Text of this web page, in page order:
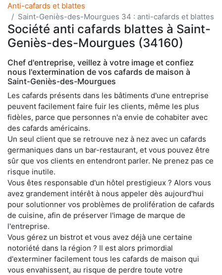
Anti-cafards et blattes
Saint-Geniès-des-Mourgues 34 : anti-cafards et blattes
Société anti cafards blattes à Saint-
Geniès-des-Mourgues (34160)
Chef d'entreprise, veillez à votre image et confiez
nous l'extermination de vos cafards de maison à
Saint-Geniès-des-Mourgues
Les cafards présents dans les bâtiments d'une entreprise
peuvent facilement faire fuir les clients, même les plus
fidèles, parce que personnes n'a envie de cohabiter avec
des cafards américains.
Un seul client que se retrouve nez à nez avec un cafards
germaniques dans un bar-restaurant, et vous pouvez être
sûr que vos clients en entendront parler. Ne prenez pas ce
risque inutile.
Vous êtes responsable d'un hôtel prestigieux ? Alors vous
avez grandement intérêt à nous appeler dès aujourd'hui
pour solutionner vos problèmes de prolifération de cafards
de cuisine, afin de préserver l'image de marque de
l'entreprise.
Vous gérez un bistrot et vous avez déjà une certaine
notoriété dans la région ? Il est alors primordial
d'exterminer facilement tous les cafards de maison qui
vous envahissent, au risque de perdre toute votre